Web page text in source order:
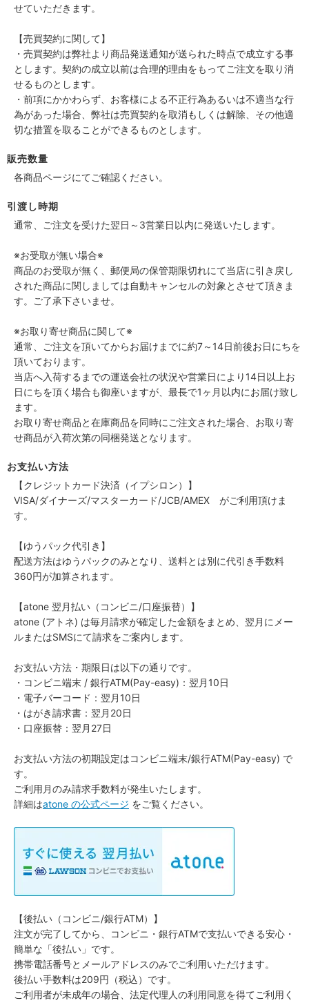
せていただきます。
【売買契約に関して】
・売買契約は弊社より商品発送通知が送られた時点で成立する事
とします。契約の成立以前は合理的理由をもってご注文を取り消
せるものとします。
・前項にかかわらず、お客様による不正行為あるいは不適当な行
為があった場合、弊社は売買契約を取消もしくは解除、その他適
切な措置を取ることができるものとします。
販売数量
各商品ページにてご確認ください。
引渡し時期
通常、ご注文を受けた翌日～3営業日以内に発送いたします。
※お受取が無い場合※
商品のお受取が無く、郵便局の保管期限切れにて当店に引き戻し
された商品に関しましては自動キャンセルの対象とさせて頂きま
す。ご了承下さいませ。
※お取り寄せ商品に関して※
通常、ご注文を頂いてからお届けまでに約7～14日前後お日にちを
頂いております。
当店へ入荷するまでの運送会社の状況や営業日により14日以上お
日にちを頂く場合も御座いますが、最長で1ヶ月以内にお届け致し
ます。
お取り寄せ商品と在庫商品を同時にご注文された場合、お取り寄
せ商品が入荷次第の同梱発送となります。
お支払い方法
【クレジットカード決済（イプシロン）】
VISA/ダイナーズ/マスターカード/JCB/AMEX がご利用頂けま
す。
【ゆうパック代引き】
配送方法はゆうパックのみとなり、送料とは別に代引き手数料
360円が加算されます。
【atone 翌月払い（コンビニ/口座振替）】
atone (アトネ) は毎月請求が確定した金額をまとめ、翌月にメー
ルまたはSMSにて請求をご案内します。
お支払い方法・期限日は以下の通りです。
・コンビニ端末 / 銀行ATM(Pay-easy)：翌月10日
・電子バーコード：翌月10日
・はがき請求書：翌月20日
・口座振替：翌月27日
お支払い方法の初期設定はコンビニ端末/銀行ATM(Pay-easy) で
す。
ご利用月のみ請求手数料が発生いたします。
詳細はatone の公式ページ をご覧ください。
【後払い（コンビニ/銀行ATM）】
注文が完了してから、コンビニ・銀行ATMで支払いできる安心・
簡単な「後払い」です。
携帯電話番号とメールアドレスのみでご利用いただけます。
後払い手数料は209円（税込）です。
ご利用者が未成年の場合、法定代理人の利用同意を得てご利用く